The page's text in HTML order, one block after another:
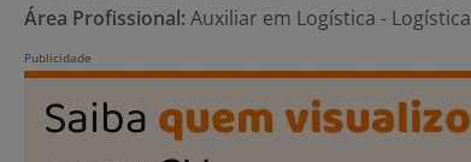
Área Profissional: Auxiliar em Logística - Logística